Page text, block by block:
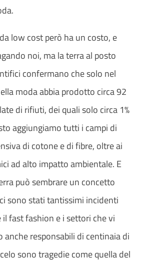
low cost però ha un costo, e
noi, ma la terra al posto
confermano che solo nel
moda abbia prodotto circa 92
di rifiuti, dei quali solo circa 1%
aggiungiamo tutti i campi di
di cotone e di fibre, oltre ai
ad alto impatto ambientale. E
può sembrare un concetto
sono stati tantissimi incidenti
il fast fashion e i settori che vi
anche responsabili di centinaia di
sono tragedie come quella del